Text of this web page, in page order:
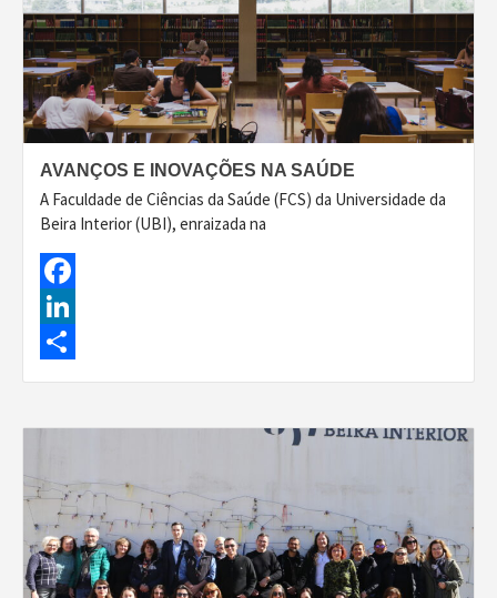
AVANÇOS E INOVAÇÕES NA SAÚDE
A Faculdade de Ciências da Saúde (FCS) da Universidade da
Beira Interior (UBI), enraizada na
Facebook
LinkedIn
Share